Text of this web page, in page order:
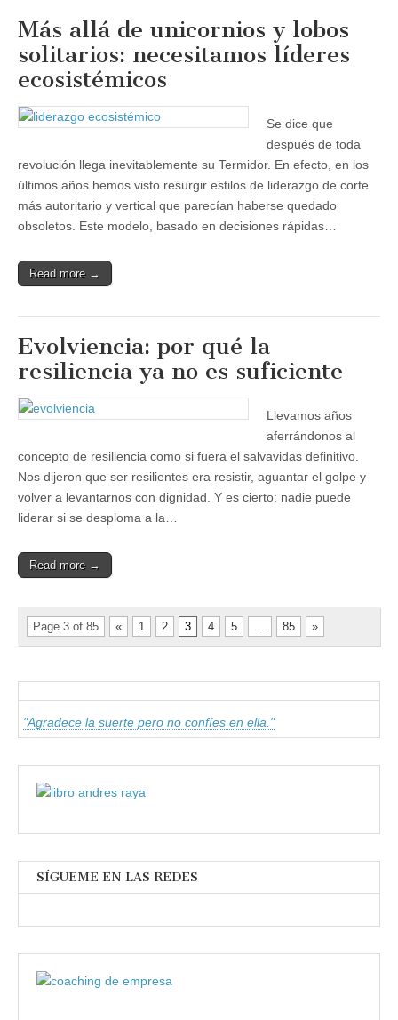
Más allá de unicornios y lobos
solitarios: necesitamos líderes
ecosistémicos
Se dice que
después de toda
revolución llega inevitablemente su Termidor. En efecto, en los
últimos años hemos visto resurgir estilos de liderazgo de corte
más autoritario y vertical que parecían haberse quedado
obsoletos. Este modelo, basado en decisiones rápidas…
Read more →
Evolviencia: por qué la
resiliencia ya no es suficiente
Llevamos años
aferrándonos al
concepto de resiliencia como si fuera el salvavidas definitivo.
Nos dijeron que ser resilientes era resistir, aguantar el golpe y
volver a levantarnos con dignidad. Y es cierto: nadie puede
liderar si se desploma a la…
Read more →
Page 3 of 85 « 1 2 3 4 5 85 »
"Agradece la suerte pero no confíes en ella."
SÍGUEME EN LAS REDES